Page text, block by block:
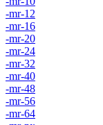
-mr-12
-mr-16
-mr-20
-mr-24
-mr-32
-mr-40
-mr-48
-mr-56
-mr-64